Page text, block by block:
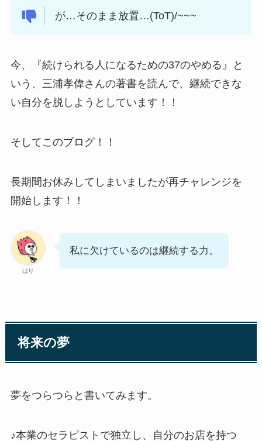
が…そのまま放置…(ToT)/~~~
今、『続けられる人になるための37のやめる』と
いう、三浦孝偉さんの著書を読んで、継続できな
い自分を脱しようとしています！！
そしてこのブログ！！
長期間お休みしてしまいましたが再チャレンジを
開始します！！
はり
私に欠けているのは継続する力。
将来の夢
夢をつらつらと書いてみます。
♪本業のセラピストで独立し、自分のお店を持つ